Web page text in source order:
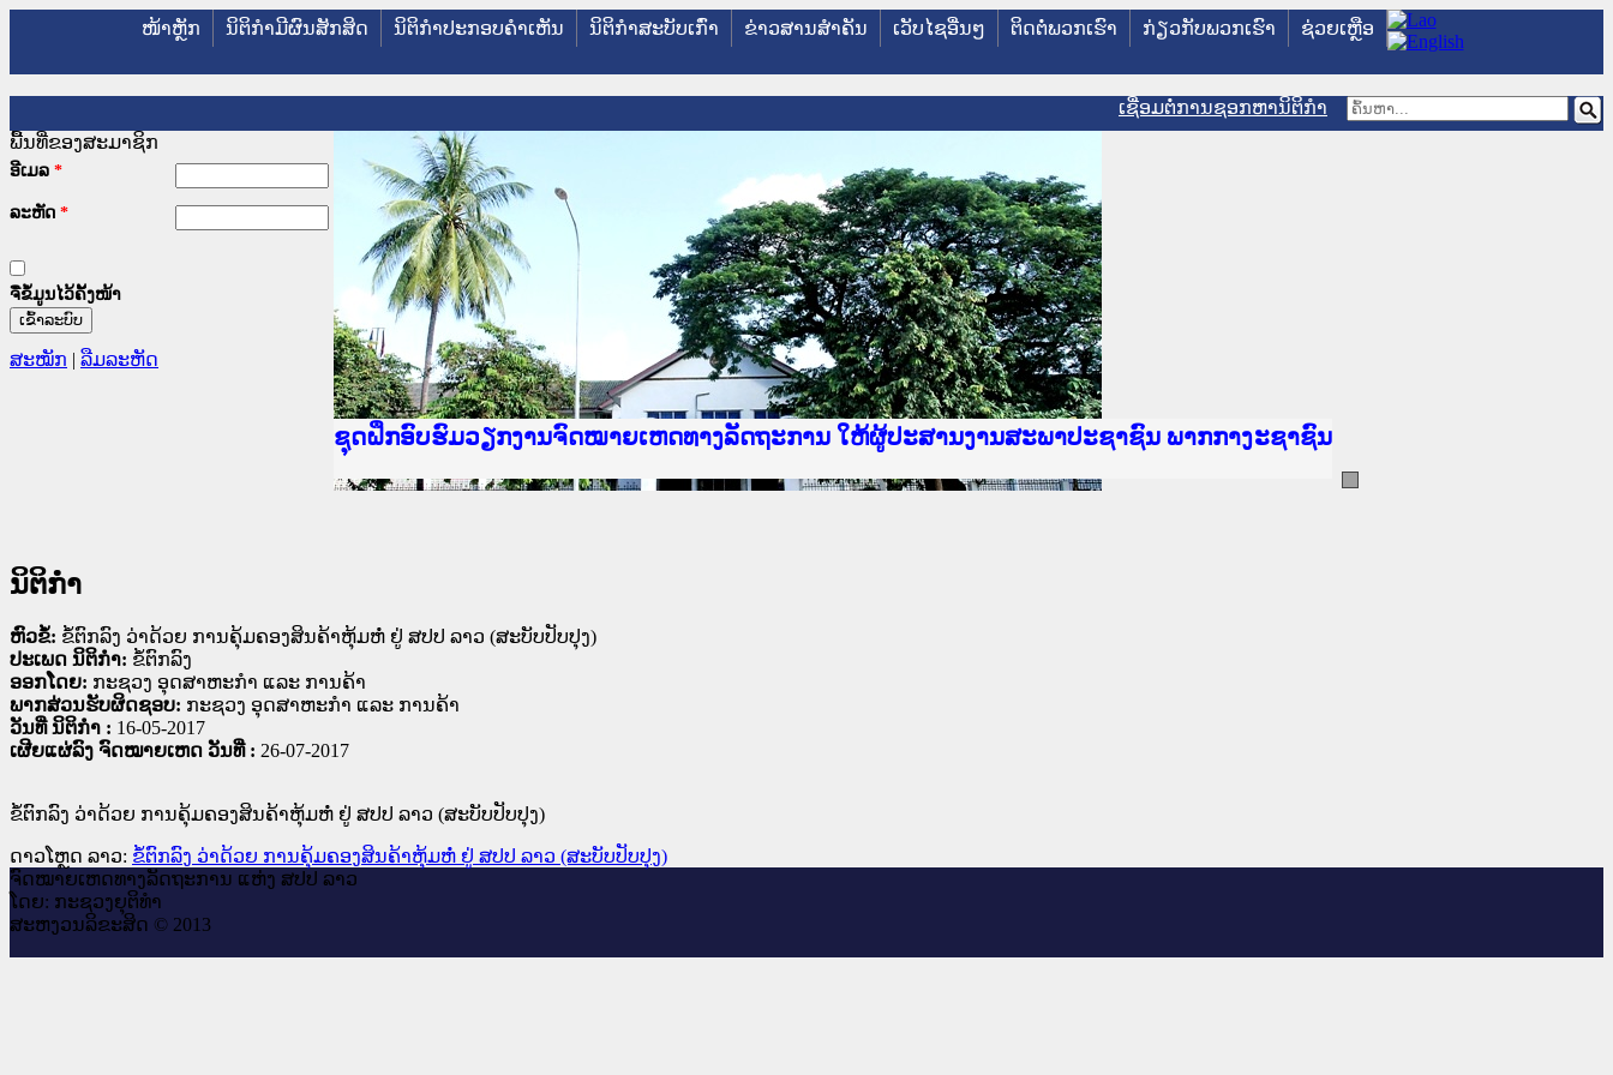
ໜ້າຫຼັກ ນິຕິກໍາມີຜົນສັກສິດ ນິຕິກໍາປະກອບຄໍາເຫັນ ນິຕິກໍາສະບັບເກົ່າ ຂ່າວສານສໍາຄັນ ເວັບໄຊອື່ນໆ ຕິດຕໍ່ພວກເຮົາ ກ່ຽວກັບພວກເຮົາ ຊ່ວຍເຫຼືອ
ເຊື່ອມຕໍ່ການຊອກຫານິຕິກຳ
ພື້ນທີ່ຂອງສະມາຊິກ
ອີເມລ *
ລະຫັດ *
ຈື່ຂໍ້ມູນໄວ້ຄັ້ງໜ້າ
ສະໝັກ | ລືມລະຫັດ
Ministry of Justice Lao PDR
ເຜີຍແຜ່ວັບໄຊຈົດໝາຍເຫດທາງລັດຖະການ ແລະ ແອັບກົດໝາຍລາວ ທີ່ ສະຖາບັນຍຸຕິທຳແຫ່ງຊາດ
ກະຊວງຍຸຕິທຳ
ຊຸດຝຶກອົບຮົມວຽກງານຈົດໝາຍເຫດທາງລັດຖະການ ໃຫ້ຜູ້ປະສານງານສະພາປະຊາຊົນ ພາກເໜືອ
ກອງປະຊຸມທົບທວນຄືນການຈັດຕັ້ງປະຕິບັດວຽກງານຈົດໝາຍເຫດທາງລັດຖະການ
ຝຶກອົບຮົມ ຜູ່ປະສານງານວຽກງານຈົດໝາຍເຫດທາງລັດຖະການ ສຳລັບ ພາກກາງ
ຝຶກອົບຮົມ ຜູ່ປະສານງານວຽກງານຈົດໝາຍເຫດທາງລັດຖະການ ສຳລັບ ພາກໃຕ້
ເຜີຍແຜ່ແອັບກົດໝາຍລາວ ແລະ ເວັບໄຊຈົດໝາຍເຫດທາງລັດຖະການ ທີ່ ວິທະຍາຄານຕຳຫຼວດປະຊາຊົນ
ເຜີຍແຜ່ແອັບກົດໝາຍລາວ ແລະ ເວັບໄຊຈົດໝາຍເຫດທາງລັດຖະການ ທີ່ ວິທະຍາຄານສັນຕິບານປະຊາຊົນ
ຍົກລະດັບວຽກງານຈົດໝາຍເຫດທາງລັດຖະການໃຫ້ຜູ້ປະສານງານຂັ້ນແຂວງພາກເໜືອ
ຊຸດຝຶກອົບຮົມວຽກງານຈົດໝາຍເຫດທາງລັດຖະການ ໃຫ້ຜູ້ປະສານງານສະພາປະຊາຊົນ ພາກກາງ
ນິຕິກໍາ
ຫົວຂໍ້: ຂໍ້ຕົກລົງ ວ່າດ້ວຍ ການຄຸ້ມຄອງສິນຄ້າຫຸ້ມຫໍ່ ຢູ່ ສປປ ລາວ (ສະບັບປັບປຸງ)
ປະເພດ ນິຕິກໍາ: ຂໍ້ຕົກລົງ
ອອກໂດຍ: ກະຊວງ ອຸດສາຫະກຳ ແລະ ການຄ້າ
ພາກສ່ວນຮັບຜິດຊອບ: ກະຊວງ ອຸດສາຫະກຳ ແລະ ການຄ້າ
ວັນທີ່ ນິຕິກໍາ : 16-05-2017
ເຜີຍແຜ່ລົງ ຈົດໝາຍເຫດ ວັນທີ່ : 26-07-2017
ຂໍ້ຕົກລົງ ວ່າດ້ວຍ ການຄຸ້ມຄອງສິນຄ້າຫຸ້ມຫໍ່ ຢູ່ ສປປ ລາວ (ສະບັບປັບປຸງ)
ດາວໂຫຼດ ລາວ: ຂໍ້ຕົກລົງ ວ່າດ້ວຍ ການຄຸ້ມຄອງສິນຄ້າຫຸ້ມຫໍ່ ຢູ່ ສປປ ລາວ (ສະບັບປັບປຸງ)
ຈົດ​ໝາຍ​ເຫດ​ທາງ​ລັດ​ຖະ​ການ ແຫ່ງ ສ​ປ​ປ ລາວ
ໂດຍ: ກະ​ຊວງຍຸ​ຕິ​ທຳ
ສະ​ຫງວນ​ລິ​ຂະ​ສິດ © 2013